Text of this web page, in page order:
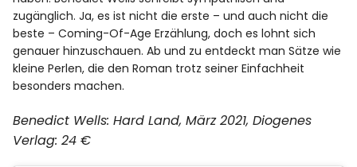
zugänglich. Ja, es ist nicht die erste – und auch nicht die
beste – Coming-Of-Age Erzählung, doch es lohnt sich
genauer hinzuschauen. Ab und zu entdeckt man Sätze wie
kleine Perlen, die den Roman trotz seiner Einfachheit
besonders machen.
Benedict Wells: Hard Land, März 2021, Diogenes
Verlag: 24 €